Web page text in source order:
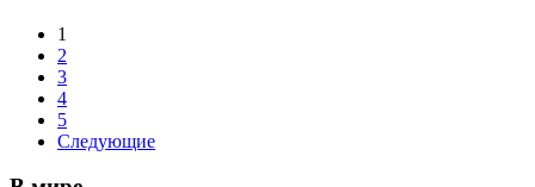
1
2
3
4
5
Следующие